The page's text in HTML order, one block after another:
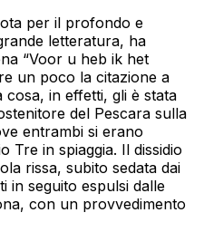
per il profondo e
letteratura, ha
“Voor u heb ik het
un poco la citazione a
in effetti, gli è stata
del Pescara sulla
entrambi si erano
Tre in spiaggia. Il dissidio
rissa, subito sedata dai
in seguito espulsi dalle
con un provvedimento